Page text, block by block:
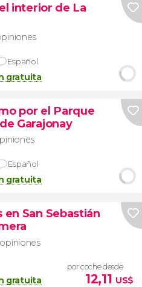
interior de La
Español
gratuita
por el Parque
Garajonay
Español
gratuita
en San Sebastián
opiniones
gratuita
por coche desde
12,11 US$